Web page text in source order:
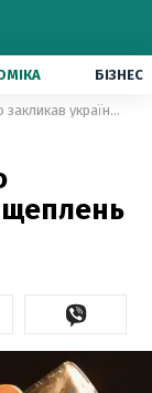
БІЗНЕС
Вакцинуйтеся, – Ляшко закликав українців до щеплень
щеплень